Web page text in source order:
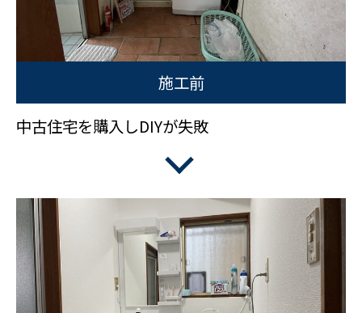
施工前
中古住宅を購入しDIYが失敗